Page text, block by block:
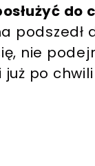
do
podszedł
nie
po